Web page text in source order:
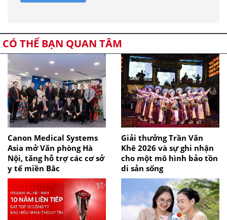
CÓ THỂ BẠN QUAN TÂM
Canon Medical Systems
Asia mở Văn phòng Hà
Nội, tăng hỗ trợ các cơ sở
y tế miền Bắc
Giải thưởng Trần Văn
Khê 2026 và sự ghi nhận
cho một mô hình bảo tồn
di sản sống